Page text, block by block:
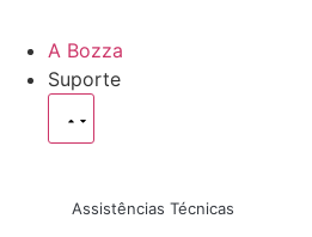
A Bozza
Suporte
Assistências Técnicas